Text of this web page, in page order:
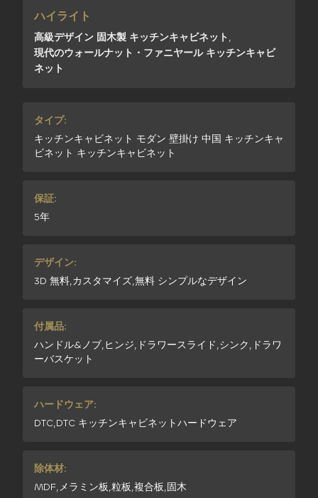
ハイライト
高級デザイン 固木製 キッチンキャビネット ,
現代のウォールナット・ファニヤール キッチンキャビ
ネット
タイプ:
キッチンキャビネット モダン 壁掛け 中国 キッチンキャ
ビネット キッチンキャビネット
保証:
5年
デザイン:
3D 無料,カスタマイズ,無料 シンプルなデザイン
付属品:
ハンドル&ノブ,ヒンジ,ドラワースライド,シンク,ドラワ
ーバスケット
ハードウェア:
DTC,DTC キッチンキャビネットハードウェア
除体材:
MDF,メラミン板,粒板,複合板,固木